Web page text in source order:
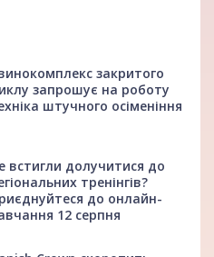
закритого
запрошує на роботу
штучного осіменіння
встигли долучитися до
тренінгів?
до онлайн-
12 серпня